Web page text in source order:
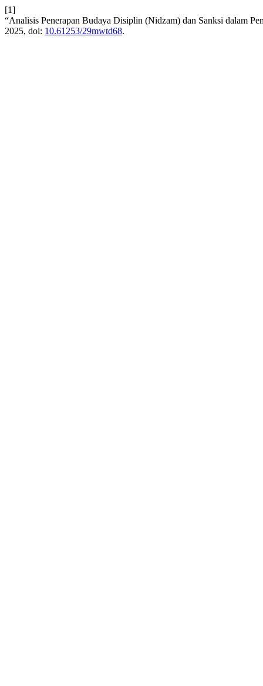
[1]
“Analisis Penerapan Budaya Disiplin (Nidzam) dan Sanksi dalam
2025, doi: 10.61253/29mwtd68.